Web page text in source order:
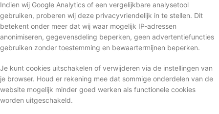
Indien wij Google Analytics of een vergelijkbare analysetool
gebruiken, proberen wij deze privacyvriendelijk in te stellen. Dit
betekent onder meer dat wij waar mogelijk IP-adressen
anonimiseren, gegevensdeling beperken, geen advertentiefuncties
gebruiken zonder toestemming en bewaartermijnen beperken.
Je kunt cookies uitschakelen of verwijderen via de instellingen van
je browser. Houd er rekening mee dat sommige onderdelen van de
website mogelijk minder goed werken als functionele cookies
worden uitgeschakeld.